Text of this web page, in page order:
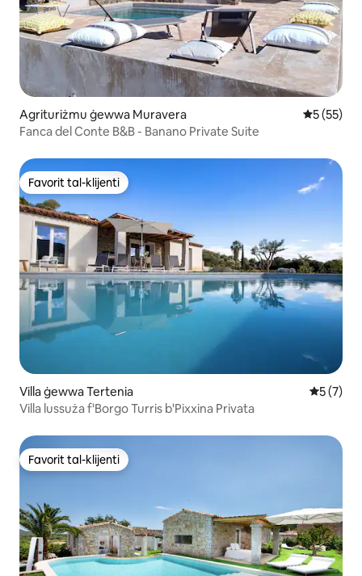
Agrituriżmu ġewwa Muravera Rating
5 (55)
Fanca del Conte B&B - Banano Private Suite
Favorit tal-klijenti
Favorit tal-klijenti
Villa ġewwa Tertenia Rating
5 (7)
Villa lussuża f'Borgo Turris b'Pixxina Privata
Favorit tal-klijenti
Favorit tal-klijenti